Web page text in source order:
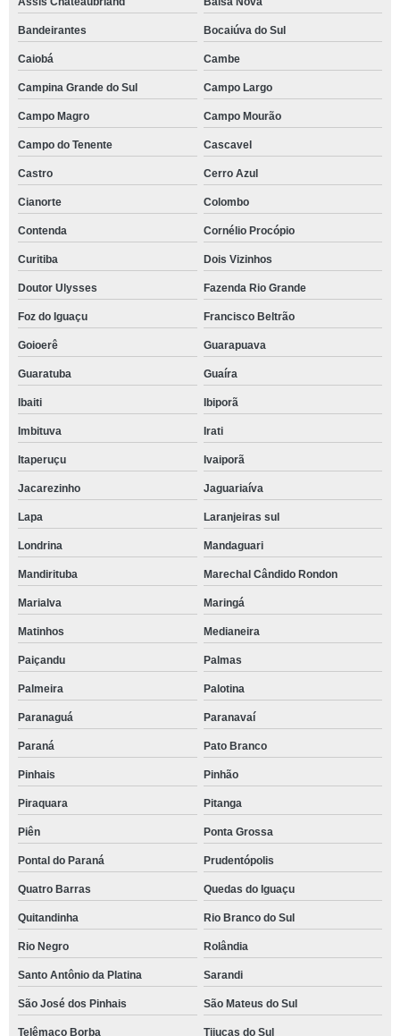
Bandeirantes Bocaiúva do Sul
Caiobá Cambe
Campina Grande do Sul Campo Largo
Campo Magro Campo Mourão
Campo do Tenente Cascavel
Castro Cerro Azul
Cianorte Colombo
Contenda Cornélio Procópio
Curitiba Dois Vizinhos
Doutor Ulysses Fazenda Rio Grande
Foz do Iguaçu Francisco Beltrão
Goioerê Guarapuava
Guaratuba Guaíra
Ibaiti Ibiporã
Imbituva Irati
Itaperuçu Ivaiporã
Jacarezinho Jaguariaíva
Lapa Laranjeiras sul
Londrina Mandaguari
Mandirituba Marechal Cândido Rondon
Marialva Maringá
Matinhos Medianeira
Paiçandu Palmas
Palmeira Palotina
Paranaguá Paranavaí
Paraná Pato Branco
Pinhais Pinhão
Piraquara Pitanga
Piên Ponta Grossa
Pontal do Paraná Prudentópolis
Quatro Barras Quedas do Iguaçu
Quitandinha Rio Branco do Sul
Rio Negro Rolândia
Santo Antônio da Platina Sarandi
São José dos Pinhais São Mateus do Sul
Telêmaco Borba Tijucas do Sul